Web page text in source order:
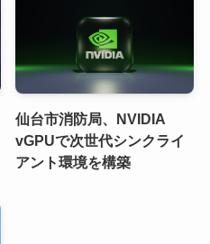
仙台市消防局、NVIDIA
vGPUで次世代シンクライ
アント環境を構築